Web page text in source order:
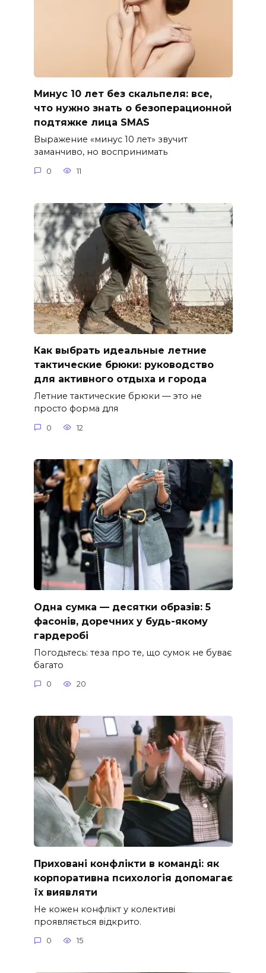
Минус 10 лет без скальпеля: все,
что нужно знать о безоперационной
подтяжке лица SMAS
Выражение «минус 10 лет» звучит
заманчиво, но воспринимать
0 11
Как выбрать идеальные летние
тактические брюки: руководство
для активного отдыха и города
Летние тактические брюки — это не
просто форма для
0 12
Одна сумка — десятки образів: 5
фасонів, доречних у будь-якому
гардеробі
Погодьтесь: теза про те, що сумок не буває
багато
0 20
Приховані конфлікти в команді: як
корпоративна психологія допомагає
їх виявляти
Не кожен конфлікт у колективі
проявляється відкрито.
0 15